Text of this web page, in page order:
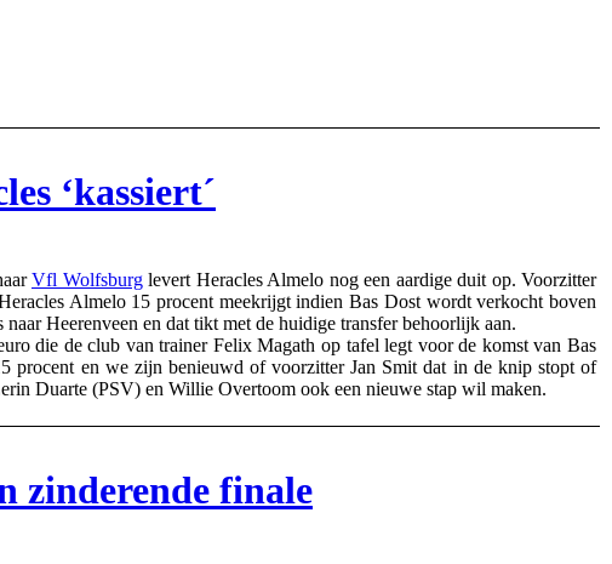
‘kassiert´
Vfl Wolfsburglevert Heracles Almelo nog een aardige duit op. Voorzitter
Almelo 15 procent meekrijgt indien Bas Dost wordt verkocht boven
Heerenveen en dat tikt met de huidige transfer behoorlijk aan.
die de club van trainer Felix Magath op tafel legt voor de komst van Bas
procent en we zijn benieuwd of voorzitter Jan Smit dat in de knip stopt of
Duarte (PSV) en Willie Overtoom ook een nieuwe stap wil maken.
zinderende finale